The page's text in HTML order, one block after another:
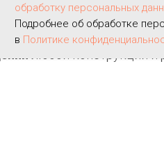
обработку персональных
Подробнее об обработке
в Политике
стандартам. Однако в